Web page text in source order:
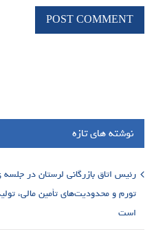
نوشته های تازه
رئیس اتاق بازرگانی لرستان در
تورم و محدودیت‌های تأمین مالی،
است